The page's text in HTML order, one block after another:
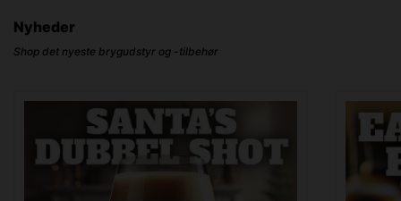
Nyheder
Shop det nyeste brygudstyr og -tilbehør